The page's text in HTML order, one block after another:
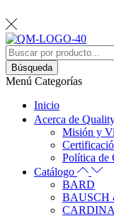
Búsqueda
Menú Categorías
Inicio
Acerca de
Misión y
Política de
Catálogo
BARD
BAUSCH